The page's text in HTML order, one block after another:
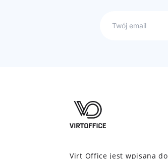
Virt Office jest wpisana do